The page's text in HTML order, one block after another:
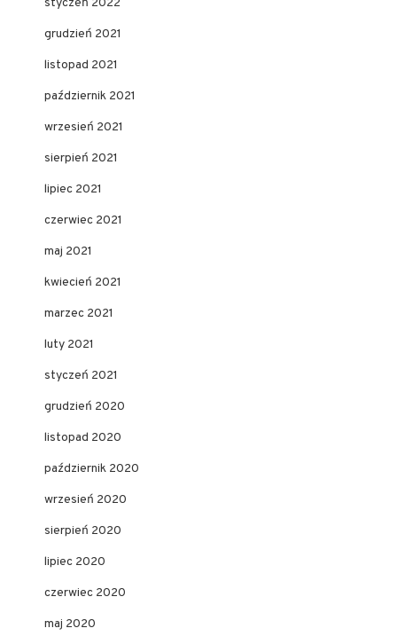
styczeń 2022
grudzień 2021
listopad 2021
październik 2021
wrzesień 2021
sierpień 2021
lipiec 2021
czerwiec 2021
maj 2021
kwiecień 2021
marzec 2021
luty 2021
styczeń 2021
grudzień 2020
listopad 2020
październik 2020
wrzesień 2020
sierpień 2020
lipiec 2020
czerwiec 2020
maj 2020